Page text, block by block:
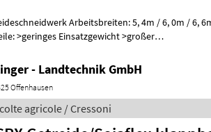
5, 4m / 6, 0m / 6, 6m /
- Landtechnik GmbH
Offenhausen
agricole / Cressoni